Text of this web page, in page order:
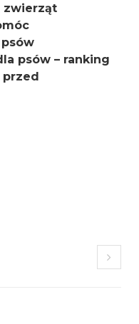
zwierząt
psów – ranking
przed